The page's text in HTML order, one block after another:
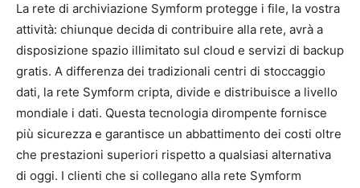
La rete di archiviazione Symform protegge i file, la vostra
attività: chiunque decida di contribuire alla rete, avrà a
disposizione spazio illimitato sul cloud e servizi di backup
gratis. A differenza dei tradizionali centri di stoccaggio
dati, la rete Symform cripta, divide e distribuisce a livello
mondiale i dati. Questa tecnologia dirompente fornisce
più sicurezza e garantisce un abbattimento dei costi oltre
che prestazioni superiori rispetto a qualsiasi alternativa
di oggi. I clienti che si collegano alla rete Symform